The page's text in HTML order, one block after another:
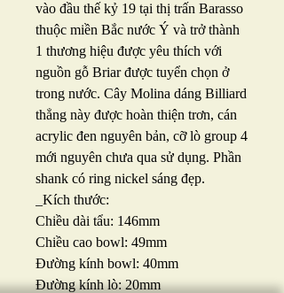
vào đầu thế kỷ 19 tại thị trấn Barasso
thuộc miền Bắc nước Ý và trở thành
1 thương hiệu được yêu thích với
nguồn gỗ Briar được tuyển chọn ở
trong nước. Cây Molina dáng Billiard
thẳng này được hoàn thiện trơn, cán
acrylic đen nguyên bản, cỡ lò group 4
mới nguyên chưa qua sử dụng. Phần
shank có ring nickel sáng đẹp.
_Kích thước:
Chiều dài tẩu: 146mm
Chiều cao bowl: 49mm
Đường kính bowl: 40mm
Đường kính lò: 20mm